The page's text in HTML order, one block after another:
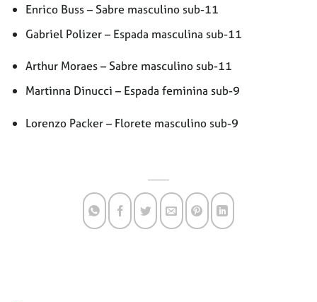
Enrico Buss – Sabre masculino sub-11
Gabriel Polizer – Espada masculina sub-11
Arthur Moraes – Sabre masculino sub-11
Martinna Dinucci – Espada feminina sub-9
Lorenzo Packer – Florete masculino sub-9